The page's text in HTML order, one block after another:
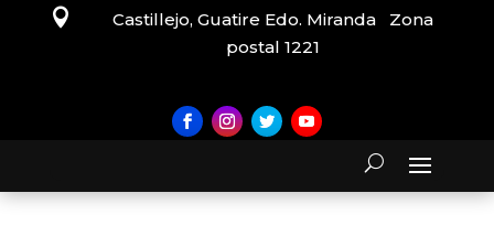

Castillejo, Guatire Edo. Miranda Zona
postal 1221